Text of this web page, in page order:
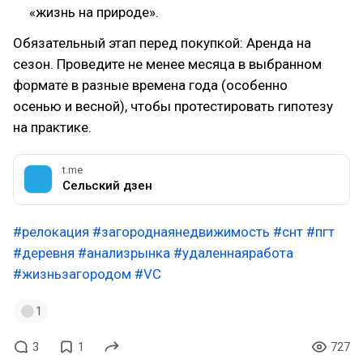
«жизнь на природе».
Обязательный этап перед покупкой: Аренда на
сезон. Проведите не менее месяца в выбранном
формате в разные времена года (особенно
осенью и весной), чтобы протестировать гипотезу
на практике.
t.me
Сельский дзен
#релокация #загороднаянедвижимость #снт #пгт
#деревня #анализрынка #удаленнаяработа
#жизньзагородом #VC
1
3 1 727